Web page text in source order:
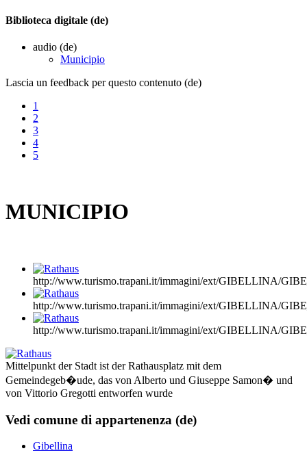
Biblioteca digitale (de)
audio (de)
Municipio
Lascia un feedback per questo contenuto (de)
1
2
3
4
5
MUNICIPIO
http://www.turismo.trapani.it/immagini/ext/GIBELLINA/
http://www.turismo.trapani.it/immagini/ext/GIBELLINA/
http://www.turismo.trapani.it/immagini/ext/GIBELLINA/
Mittelpunkt der Stadt ist der Rathausplatz mit dem
Gemeindegeb�ude, das von Alberto und Giuseppe Samon� und
von Vittorio Gregotti entworfen wurde
Vedi comune di appartenenza (de)
Gibellina